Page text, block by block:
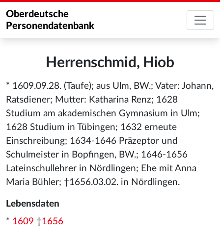
Oberdeutsche
Personendatenbank
Herrenschmid, Hiob
* 1609.09.28. (Taufe); aus Ulm, BW.; Vater: Johann,
Ratsdiener; Mutter: Katharina Renz; 1628
Studium am akademischen Gymnasium in Ulm;
1628 Studium in Tübingen; 1632 erneute
Einschreibung; 1634-1646 Präzeptor und
Schulmeister in Bopfingen, BW.; 1646-1656
Lateinschullehrer in Nördlingen; Ehe mit Anna
Maria Bühler; †1656.03.02. in Nördlingen.
Lebensdaten
* 1609 †1656